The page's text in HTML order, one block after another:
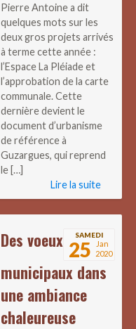
Pierre Antoine a dit
quelques mots sur les
deux gros projets arrivés
à terme cette année :
l’Espace La Pléiade et
l’approbation de la carte
communale. Cette
dernière devient le
document d’urbanisme
de référence à
Guzargues, qui reprend
le […]
Lire la suite
SAMEDI
25
Jan
2020
Des voeux
municipaux dans
une ambiance
chaleureuse